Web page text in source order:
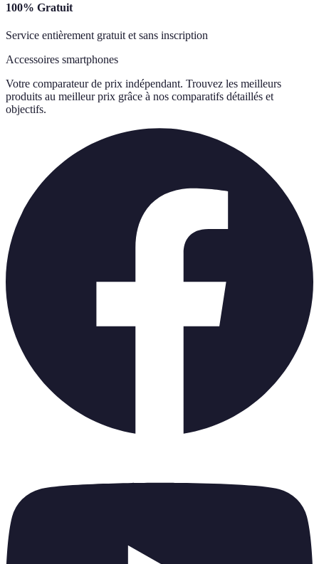
100% Gratuit
Service entièrement gratuit et sans inscription
Accessoires smartphones
Votre comparateur de prix indépendant. Trouvez les meilleurs
produits au meilleur prix grâce à nos comparatifs détaillés et
objectifs.